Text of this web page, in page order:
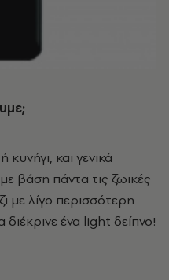
και γενικά
βάση πάντα τις ζωικές
με λίγο περισσότερη
ένα light δείπνο!